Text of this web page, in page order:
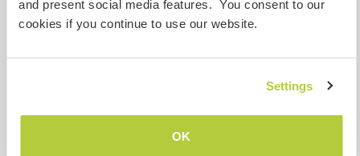
and present social media features. You consent to our
cookies if you continue to use our website.
Settings
OK
Possibilité d’accueillir les